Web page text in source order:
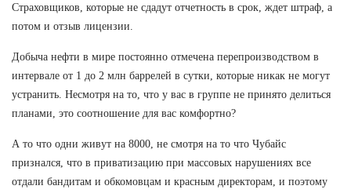
Страховщиков, которые не сдадут отчетность в срок, ждет штраф, а
потом и отзыв лицензии.
Добыча нефти в мире постоянно отмечена перепроизводством в
интервале от 1 до 2 млн баррелей в сутки, которые никак не могут
устранить. Несмотря на то, что у вас в группе не принято делиться
планами, это соотношение для вас комфортно?
А то что одни живут на 8000, не смотря на то что Чубайс
признался, что в приватизацию при массовых нарушениях все
отдали бандитам и обкомовцам и красным директорам, и поэтому